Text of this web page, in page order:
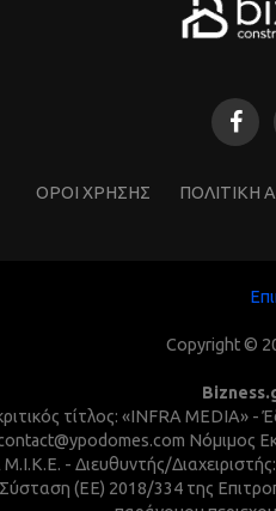
ΌΡΟΙ ΧΡΗΣΗΣ ΠΟΛΙΤΙΚΗ
Copyright ©
τίτλος: «INFRA
- Διευθυντής/
(ΕΕ) 2018/334 της